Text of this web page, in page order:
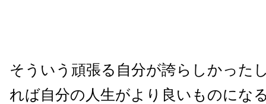
そういう頑張る自分が誇らしかった
れば自分の人生がより良いものにな